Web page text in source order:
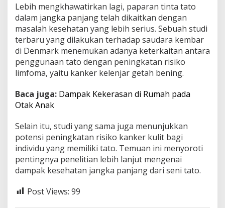
Lebih mengkhawatirkan lagi, paparan tinta tato
dalam jangka panjang telah dikaitkan dengan
masalah kesehatan yang lebih serius. Sebuah studi
terbaru yang dilakukan terhadap saudara kembar
di Denmark menemukan adanya keterkaitan antara
penggunaan tato dengan peningkatan risiko
limfoma, yaitu kanker kelenjar getah bening.
Baca juga: Dampak Kekerasan di Rumah pada
Otak Anak
Selain itu, studi yang sama juga menunjukkan
potensi peningkatan risiko kanker kulit bagi
individu yang memiliki tato. Temuan ini menyoroti
pentingnya penelitian lebih lanjut mengenai
dampak kesehatan jangka panjang dari seni tato.
Post Views: 99